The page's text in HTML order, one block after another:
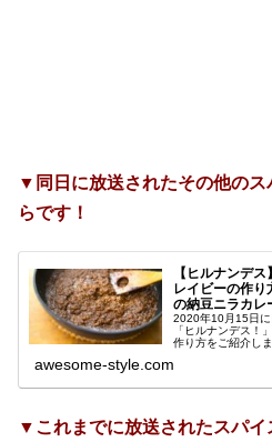
▼同日に放送されたその他のス
らです！
【ヒルナンデ
レイビーの作
の納豆ニラカレ
2020年10月15日に
「ヒルナンデス！
作り方をご紹介し
awesome-style.com
▼これまでに放送されたスパイ